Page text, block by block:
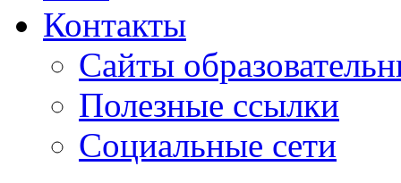
Контакты
Сайты
Полезные ссылки
Социальные сети